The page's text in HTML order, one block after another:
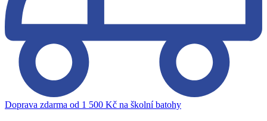
Doprava zdarma od 1 500 Kč na školní batohy